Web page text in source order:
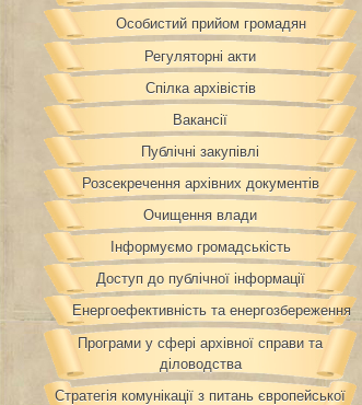
Особистий прийом громадян
Регуляторні акти
Спілка архівістів
Вакансії
Публічні закупівлі
Розсекречення архівних документів
Очищення влади
Інформуємо громадськість
Доступ до публічної інформації
Енергоефективність та енергозбереження
Програми у сфері архівної справи та
діловодства
Стратегія комунікації з питань європейської